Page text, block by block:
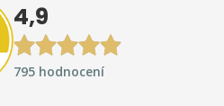
4,9
795 hodnocení